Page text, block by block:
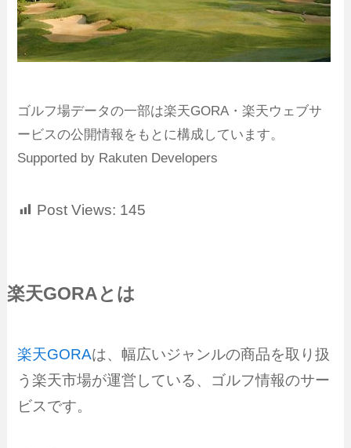
ゴルフ場データの一部は楽天GORA・楽天ウェブサ
ービスの公開情報をもとに構成しています。
Supported by Rakuten Developers
Post Views: 145
楽天GORAとは
楽天GORAは、幅広いジャンルの商品を取り扱
う楽天市場が運営している、ゴルフ情報のサー
ビスです。